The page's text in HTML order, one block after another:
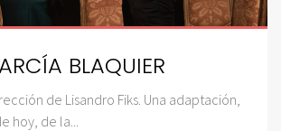
BLAQUIER
de Lisandro Fiks. Una adaptación,
hoy, de la...